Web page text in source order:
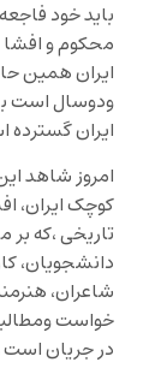
باید خود
محکوم و
ایران همین
ودوسال است
ایران
امروز شاهد
کوچک ایران،
تاریخی ،که بر
دانشجویان،
شاعران،
خواست
در جریان است